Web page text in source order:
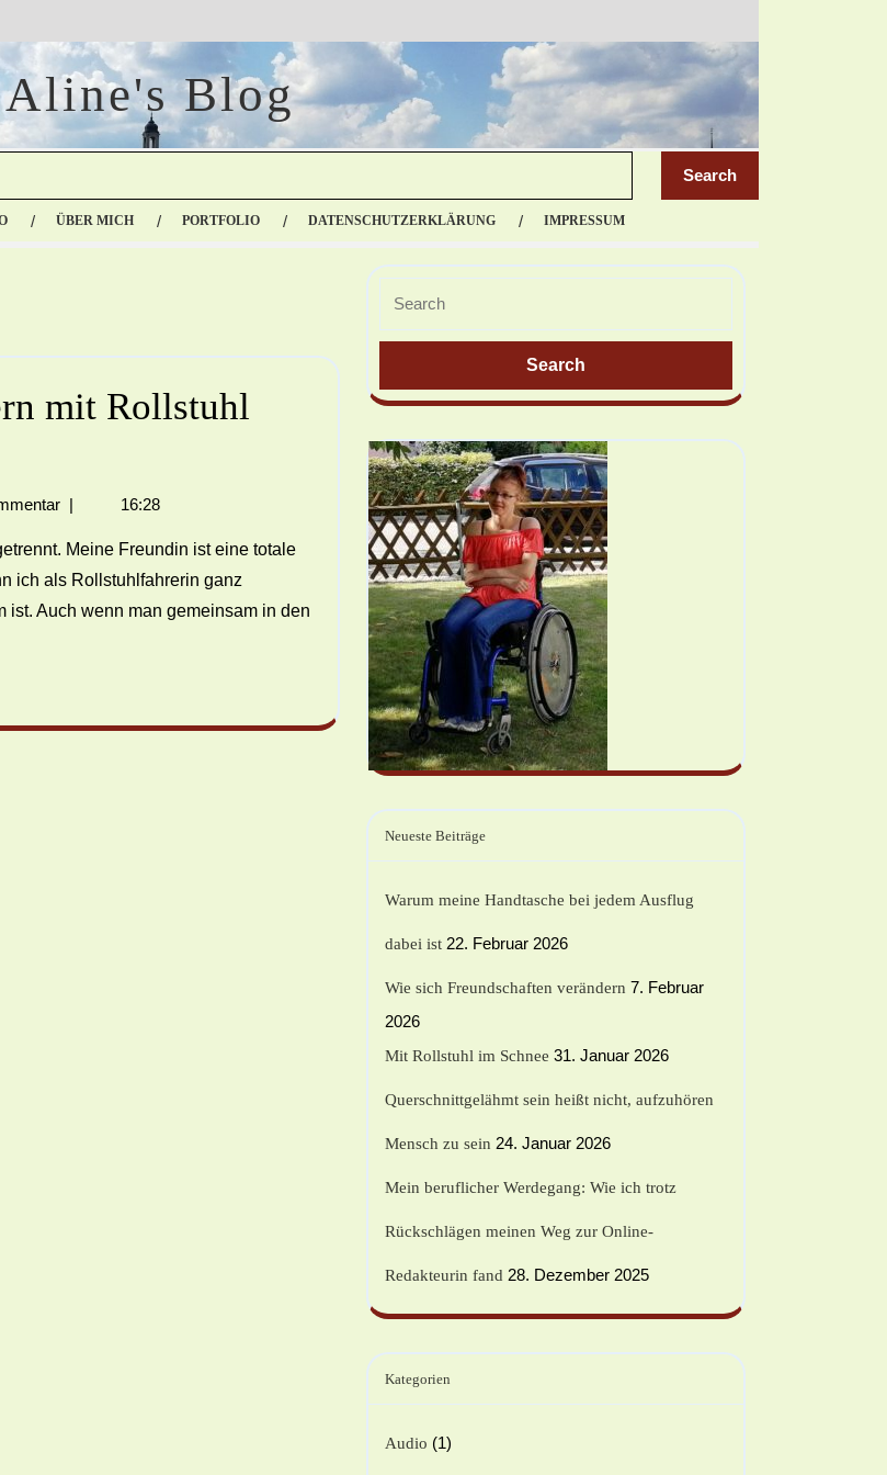
Aline's Blog
ÜBER MICH PORTFOLIO DATENSCHUTZERKLÄRUNG IMPRESSUM
mit Rollstuhl
| 16:28
ich als Rollstuhlfahrerin ganz
Auch wenn man gemeinsam in den
Neueste Beiträge
Warum meine Handtasche bei jedem Ausflug
dabei ist 22. Februar 2026
Wie sich Freundschaften verändern 7. Februar
2026
Mit Rollstuhl im Schnee 31. Januar 2026
Querschnittgelähmt sein heißt nicht, aufzuhören
Mensch zu sein 24. Januar 2026
Mein beruflicher Werdegang: Wie ich trotz
Rückschlägen meinen Weg zur Online-
Redakteurin fand 28. Dezember 2025
Kategorien
Audio (1)